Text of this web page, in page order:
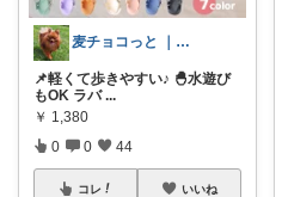
麦チョコっと ｜ キッズ＆ベビー 夏
📌軽くて歩きやすい♪ 🐣水遊び
もOK ラバ ...
￥ 1,380
0 0 44
コレ いいね